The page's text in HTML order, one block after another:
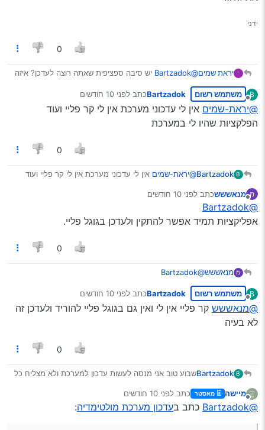
ידני
0
י יראת שמים@Bartzadok
יש סיבה ספציפית שאתה רוצה לעדכן? איזה
באג?
אם לא, אולי עדיף כמאמר החכם ‘אם זה עובד, אל תנסה
לתקן את זה’…
B
מנותק
משתמש רשום Bartzadokכתב לפני 10 חודשים
נערך לאחרונה על ידי
@יראת-שמים אין לי עדכוני מערכת אין לי קר פליי ועוד
הפלקציות שהיו לי במערכת
0
B
Bartzadok@יראת-שמים אין לי עדכוני מערכת אין לי קר פליי ועוד
מ
מנותק
מנאשששכתב לפני 10 חודשים
נערך לאחרונה על ידי
@Bartzadok
אפליקציות תמיד אפשר להתקין ולעדכן בגוגל פליי.
0
מ מנאששש@Bartzadok
אפליקציות תמיד אפשר להתקין ולעדכן בגוגל פליי.
B
מנותק
משתמש רשום Bartzadokכתב לפני 10 חודשים
נערך לאחרונה על ידי
@מנאששש קר פליי אין לי ואין גם בגוגל פליי להוריד ולעדכן זה
לא בעיה
0
B
Bartzadokשבוע טוב אני מנסה לעשות עדכון למערכת ולא מצליח כל
שלא מצליח יש לעדכן את זה לגרסה הכי חדשה?
מנותק
מיישה מאסטר כתב לפני 10 חודשים
נערך לאחרונה על ידי
@Bartzadok כתב בעדכון מערכת מולטימדיה: